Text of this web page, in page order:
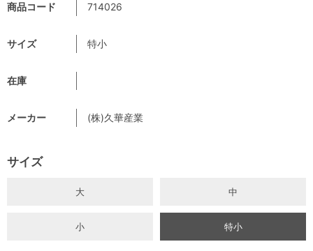
商品コード 714026
サイズ 特小
在庫
メーカー (株)久華産業
サイズ
大 中
小 特小